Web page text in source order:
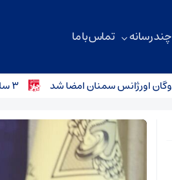
چند رسانه تماس با ما
۳ سانحه رانندگی در محورهای استان سمنان؛ کودک ۴ ساله جان باخت